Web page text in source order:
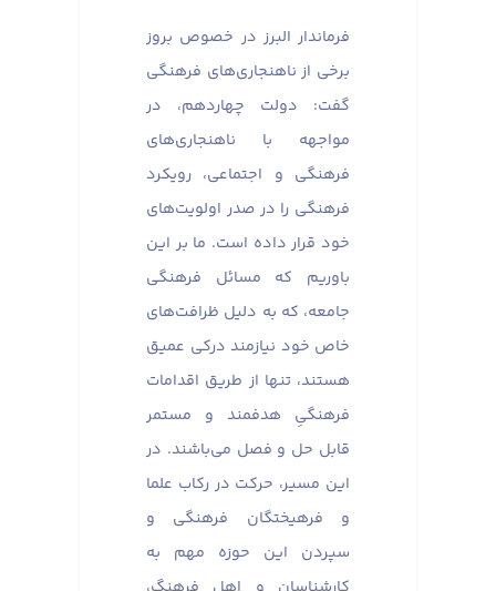
فرماندار البرز در خصوص بروز
برخی از ناهنجاری‌های فرهنگی
گفت: دولت چهاردهم، در
مواجهه با ناهنجاری‌های
فرهنگی و اجتماعی، رویکرد
فرهنگی را در صدر اولویت‌های
خود قرار داده است. ما بر این
باوریم که مسائل فرهنگی
جامعه، که به دلیل ظرافت‌های
خاص خود نیازمند درکی عمیق
هستند، تنها از طریق اقدامات
فرهنگیِ هدفمند و مستمر
قابل حل و فصل می‌باشند. در
این مسیر، حرکت در رکاب علما
و فرهیختگان فرهنگی و
سپردن این حوزه مهم به